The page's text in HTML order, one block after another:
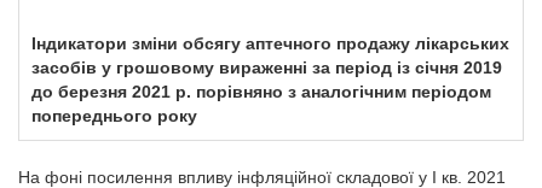
Індикатори зміни обсягу аптечного продажу лікарських
засобів у грошовому вираженні за період із січня 2019
до березня 2021 р. порівняно з аналогічним періодом
попереднього року
На фоні посилення впливу інфляційної складової у І кв. 2021